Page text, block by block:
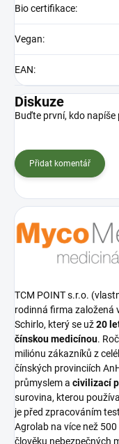
Bio certifikace:
Vegan:
EAN:
Diskuze
Buďte první, kdo
Přidat komentář
TCM POINT s.r.o.
rodinná firma založená
Schirlo, který se už20
čínskou medicínou.
miliónu zákazníků z
čínských provinciích
průmyslem a civilizací
surovina, kterou
je před zpracováním
Agrolab na více než
člověku nebezpečných